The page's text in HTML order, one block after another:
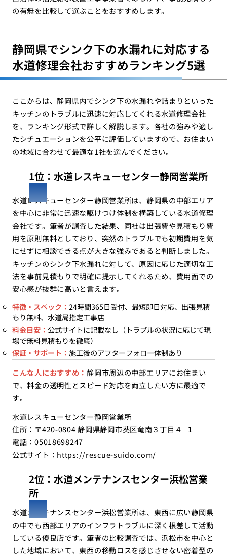
の有無を比較して選ぶことをおすすめします。
静岡県でシンク下の水漏れに対応する
水道修理会社おすすめランキング5選
ここからは、静岡県内でシンク下の水漏れや詰まりといった
キッチンのトラブルに迅速に対応してくれる水道修理会社
を、ランキング形式で詳しく解説します。各社の強みや適し
たシチュエーションを公平に評価していますので、お住まい
の地域に合わせて最適な1社を選んでください。
1位：水道レスキューセンター静岡営業所
水道レスキューセンター静岡営業所は、静岡県の中部エリア
を中心に非常に迅速な駆けつけ体制を構築している水道修理
会社です。筆者が調査した結果、同社は出張費や見積もり費
用を原則無料としており、突然のトラブルでも初期費用を気
にせずに相談できる点が大きな強みであると判断しました。
キッチンのシンク下水漏れに対して、原因に応じた適切な工
法を事前見積もりで明確に提示してくれるため、費用面での
安心感が抜群に高いと言えます。
特徴・スペック： 24時間365日受付、最短即日対応、出張見積
もり無料、水道局指定工事店
料金目安： 公式サイトに記載なし（トラブルの状況に応じて現
場で無料見積もりを徹底）
保証・サポート： 施工後のアフターフォロー体制あり
こんな人におすすめ：静岡市周辺の中部エリアにお住まい
で、料金の透明性とスピード対応を両立したい方に最適で
す。
水道レスキューセンター静岡営業所
住所：〒420-0804 静岡県静岡市葵区竜南３丁目４−１
電話：05018698247
公式サイト： https://rescue-suido.com/
2位：水道メンテナンスセンター浜松営業
所
水道メンテナンスセンター浜松営業所は、東西に広い静岡県
の中でも西部エリアのインフラトラブルに深く根差して活動
している優良店です。筆者の比較調査では、浜松市を中心と
した地域において、東西の移動ロスを感じさせない密着型の